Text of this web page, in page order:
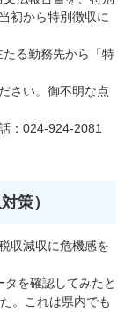
初から特別徴収に
る勤務先から「特
さい。御不明な点
：024-924-2081
策）
収減収に危機感を
を確認してみたと
。これは県内でも